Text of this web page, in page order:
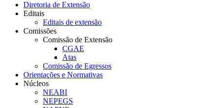
Diretoria de Extensão
Editais
Editais de extensão
Comissões
Comissão de Extensão
CGAE
Atas
Comissão de Egressos
Orientações e Normativas
Núcleos
NEABI
NEPEGS